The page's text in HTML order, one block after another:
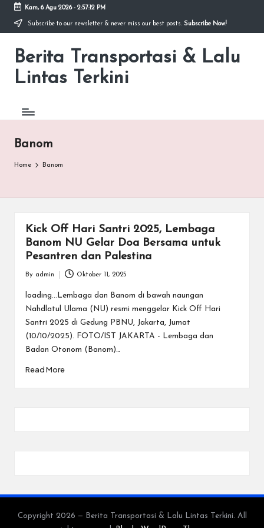
Skip
content
Kam, 6 Agu 2026- 2:57:12 PM
Subscribe to our newsletter & never miss our best posts. Subscribe Now!
Berita Transportasi & Lalu
Lintas Terkini
premancity.biz.id
Banom
Home Banom
Kick Off Hari Santri 2025, Lembaga
Banom NU Gelar Doa Bersama untuk
Pesantren dan Palestina
by
By admin Oktober 11, 2025
loading...Lembaga dan Banom di bawah naungan
Nahdlatul Ulama (NU) resmi menggelar Kick Off Hari
Santri 2025 di Gedung PBNU, Jakarta, Jumat
(10/10/2025). FOTO/IST JAKARTA - Lembaga dan
Badan Otonom (Banom)…
Read More
Copyright 2026 — Berita Transportasi & Lalu Lintas Terkini. All